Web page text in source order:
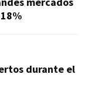
durante el